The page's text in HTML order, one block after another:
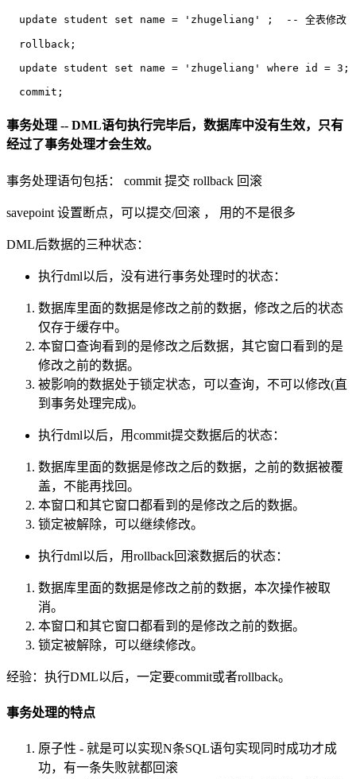
  update student set name = 'zhugeliang' ;  -- 全表修改
  rollback;
  update student set name = 'zhugeliang' where id = 3;
事务处理 -- DML语句执行完毕后，数据库中没有生效，只有
经过了事务处理才会生效。
事务处理语句包括： commit 提交 rollback 回滚
savepoint 设置断点，可以提交/回滚 ， 用的不是很多
DML后数据的三种状态：
执行dml以后，没有进行事务处理时的状态：
数据库里面的数据是修改之前的数据，修改之后的状态
仅存于缓存中。
本窗口查询看到的是修改之后数据，其它窗口看到的是
修改之前的数据。
被影响的数据处于锁定状态，可以查询，不可以修改(直
到事务处理完成)。
执行dml以后，用commit提交数据后的状态：
数据库里面的数据是修改之后的数据，之前的数据被覆
盖，不能再找回。
本窗口和其它窗口都看到的是修改之后的数据。
锁定被解除，可以继续修改。
执行dml以后，用rollback回滚数据后的状态：
数据库里面的数据是修改之前的数据，本次操作被取
消。
本窗口和其它窗口都看到的是修改之前的数据。
锁定被解除，可以继续修改。
经验：执行DML以后，一定要commit或者rollback。
事务处理的特点
原子性 - 就是可以实现N条SQL语句实现同时成功才成
功，有一条失败就都回滚